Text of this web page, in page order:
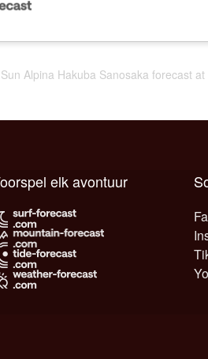
Alpina Hakuba Sanosaka forecast at
elk avontuur